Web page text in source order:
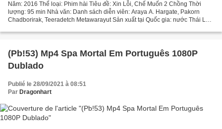
Năm: 2016 Thể loại: Phim hài Tiêu đề: Xin Lỗi, Chế Muốn 2 Chồng Thời
lượng: 95 min Nhà văn: Danh sách diễn viên: Araya A. Hargate, Pakorn
Chadborirak, Teeradetch Metawarayut Sản xuất tại Quốc gia: nước Thái Lan
(Pb!53) Mp4 Spa Mortal Em Português 1080P
Dublado
Publié le 28/09/2021 à 08:51
Par Dragonhart